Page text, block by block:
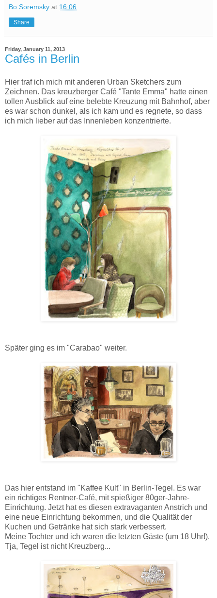
Bo Soremsky at 16:06
Share
Friday, January 11, 2013
Cafés in Berlin
Hier traf ich mich mit anderen Urban Sketchers zum
Zeichnen. Das kreuzberger Café "Tante Emma" hatte einen
tollen Ausblick auf eine belebte Kreuzung mit Bahnhof, aber
es war schon dunkel, als ich kam und es regnete, so dass
ich mich lieber auf das Innenleben konzentrierte.
Später ging es im "Carabao" weiter.
Das hier entstand im "Kaffee Kult" in Berlin-Tegel. Es war
ein richtiges Rentner-Café, mit spießiger 80ger-Jahre-
Einrichtung. Jetzt hat es diesen extravaganten Anstrich und
eine neue Einrichtung bekommen, und die Qualität der
Kuchen und Getränke hat sich stark verbessert.
Meine Tochter und ich waren die letzten Gäste (um 18 Uhr!).
Tja, Tegel ist nicht Kreuzberg...